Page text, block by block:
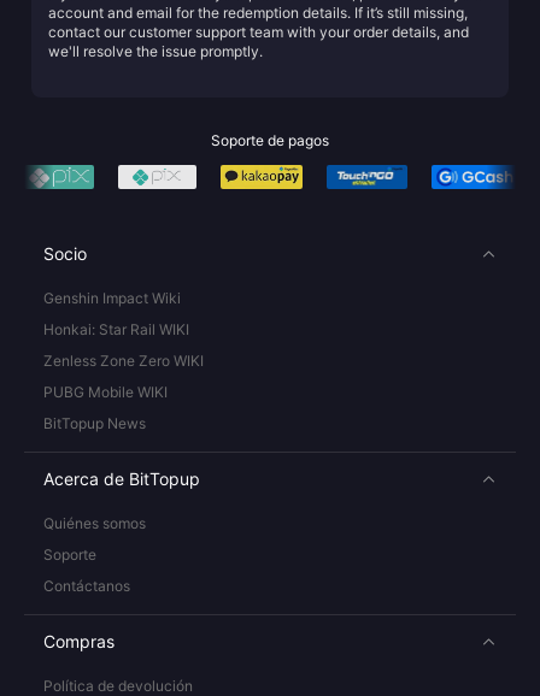
account and email for the redemption details. If it’s still missing,
contact our customer support team with your order details, and
we'll resolve the issue promptly.
Soporte de pagos
Socio
Genshin Impact Wiki
Honkai: Star Rail WIKI
Zenless Zone Zero WIKI
PUBG Mobile WIKI
BitTopup News
Acerca de BitTopup
Quiénes somos
Soporte
Contáctanos
Compras
Política de devolución